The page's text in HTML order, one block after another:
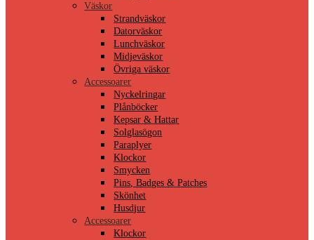
Väskor
Strandväskor
Datorväskor
Lunchväskor
Midjeväskor
Övriga väskor
Accessoarer
Nyckelringar
Plånböcker
Kepsar & Hattar
Solglasögon
Paraplyer
Klockor
Smycken
Pins, Badges & Patches
Skönhet
Husdjur
Accessoarer
Klockor